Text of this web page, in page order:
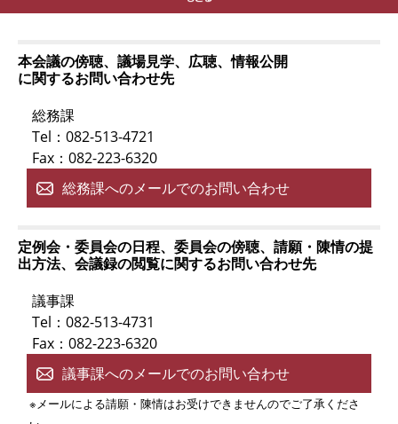
本会議の傍聴、議場見学、広聴、情報公開
に関するお問い合わせ先
総務課
Tel：082-513-4721
Fax：082-223-6320
総務課へのメールでのお問い合わせ
定例会・委員会の日程、委員会の傍聴、請願・陳情の提
出方法、会議録の閲覧に関するお問い合わせ先
議事課
Tel：082-513-4731
Fax：082-223-6320
議事課へのメールでのお問い合わせ
※メールによる請願・陳情はお受けできませんのでご了承くださ